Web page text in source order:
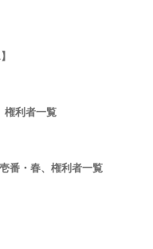
権利者一覧
番・春、権利者一覧